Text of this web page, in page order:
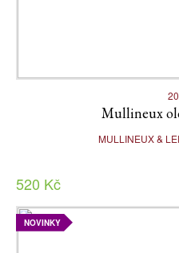
Mullineux
MULLINEUX &
520 Kč
NOVINKY